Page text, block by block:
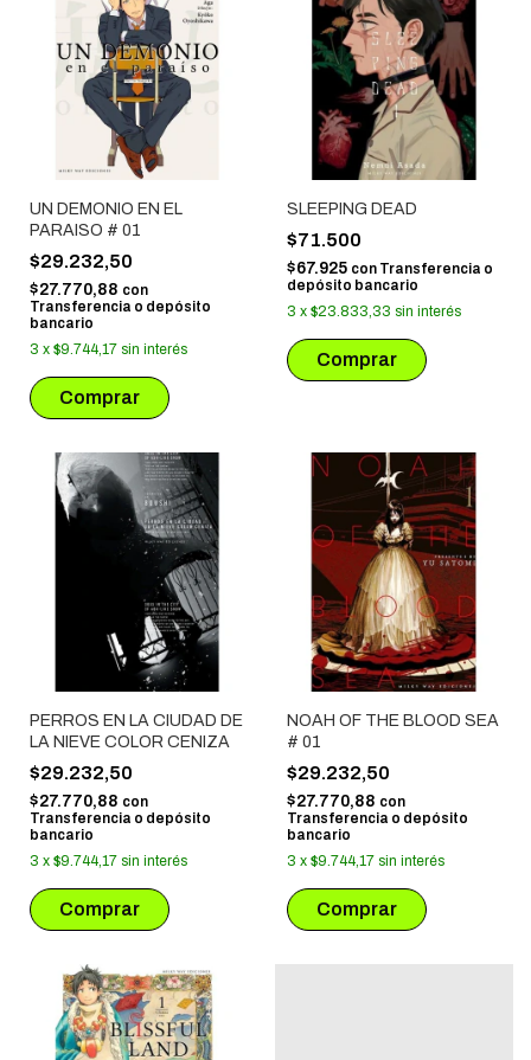
UN DEMONIO EN EL
PARAISO # 01
$29.232,50
$27.770,88 con
Transferencia o depósito
bancario
3 x $9.744,17 sin interés
SLEEPING DEAD
$71.500
$67.925 con Transferencia o
depósito bancario
3 x $23.833,33 sin interés
PERROS EN LA CIUDAD DE
LA NIEVE COLOR CENIZA
$29.232,50
$27.770,88 con
Transferencia o depósito
bancario
3 x $9.744,17 sin interés
NOAH OF THE BLOOD SEA
# 01
$29.232,50
$27.770,88 con
Transferencia o depósito
bancario
3 x $9.744,17 sin interés